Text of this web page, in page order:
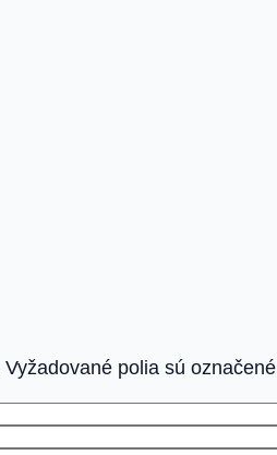
Vyžadované polia sú označené